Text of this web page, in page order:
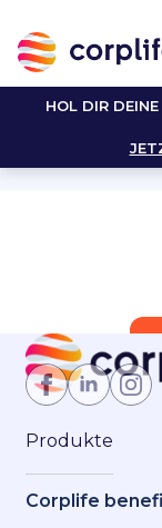
HOL DIR
Produkte
Corplife